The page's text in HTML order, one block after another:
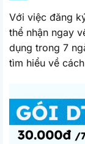
Với việc đăng
thể nhận ngay
dụng trong 7
tìm hiểu về